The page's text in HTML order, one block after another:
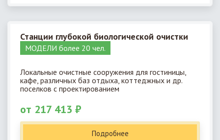
Станции глубокой биологической очистки
МОДЕЛИ более 20 чел.
Локальные очистные сооружения для гостиницы,
кафе, различных баз отдыха, коттеджных и др.
поселков с проектированием
от 217 413 ₽
Подробнее